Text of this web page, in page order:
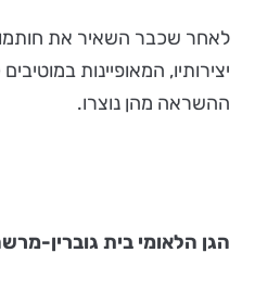
לאחר שכבר השאיר את חותמו
יצירותיו, המאופיינות
ההשראה מהן נוצרו.
הגן הלאומי בית גוברין-